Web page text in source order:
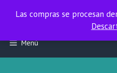
Las compras se procesan
Las compras se procesan
contenido
Menú